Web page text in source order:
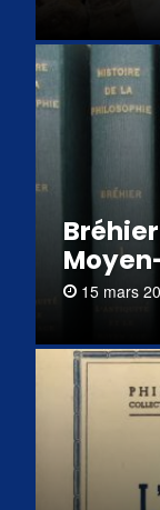
15 mars